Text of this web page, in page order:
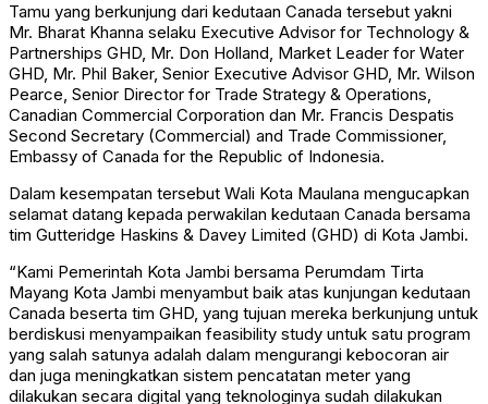
Tamu yang berkunjung dari kedutaan Canada tersebut yakni
Mr. Bharat Khanna selaku Executive Advisor for Technology &
Partnerships GHD, Mr. Don Holland, Market Leader for Water
GHD, Mr. Phil Baker, Senior Executive Advisor GHD, Mr. Wilson
Pearce, Senior Director for Trade Strategy & Operations,
Canadian Commercial Corporation dan Mr. Francis Despatis
Second Secretary (Commercial) and Trade Commissioner,
Embassy of Canada for the Republic of Indonesia.
Dalam kesempatan tersebut Wali Kota Maulana mengucapkan
selamat datang kepada perwakilan kedutaan Canada bersama
tim Gutteridge Haskins & Davey Limited (GHD) di Kota Jambi.
“Kami Pemerintah Kota Jambi bersama Perumdam Tirta
Mayang Kota Jambi menyambut baik atas kunjungan kedutaan
Canada beserta tim GHD, yang tujuan mereka berkunjung untuk
berdiskusi menyampaikan feasibility study untuk satu program
yang salah satunya adalah dalam mengurangi kebocoran air
dan juga meningkatkan sistem pencatatan meter yang
dilakukan secara digital yang teknologinya sudah dilakukan